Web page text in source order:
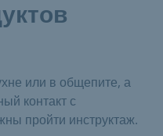
или в общепите, а
контакт с
пройти инструктаж.